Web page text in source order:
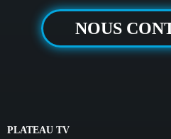
NOUS
PLATEAU TV